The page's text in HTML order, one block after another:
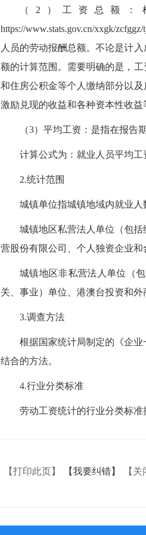
（2）工资总额
https://www.stats.gov.cn/xxgk/
人员的劳动报酬总额。不论是计
额的计算范围。需要明确的是，
和住房公积金等个人缴纳部分以
激励兑现的收益和各种资本性收益
（3）平均工资：是指在报告
计算公式为：就业人员平均
2.统计范围
城镇单位指城镇地域内就业人
城镇地区私营法人单位（包
营股份有限公司、个人独资企业和
城镇地区非私营法人单位（
关、事业）单位、港澳台投资和外
3.调查方法
根据国家统计局制定的《企
结合的方法。
4.行业分类标准
劳动工资统计的行业分类标准
【打印此页】 【我要纠错】 【关